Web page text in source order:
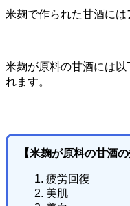
米麹で作られた甘酒には
米麹が原料の甘酒には
れます。
【米麹が原料の甘酒の
疲労回復
美肌